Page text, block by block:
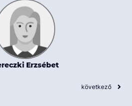
Erzsébet
következő